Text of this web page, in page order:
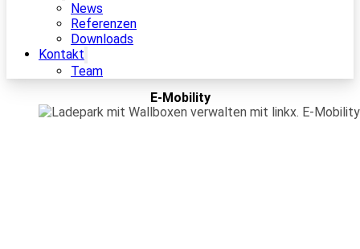
News
Referenzen
Downloads
Kontakt
Team
E-Mobility